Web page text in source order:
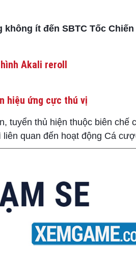
ít đến SBTC Tốc
Akali reroll
hiệu ứng cực thú vị
tuyển thủ hiện thuộc biên chế
quan đến hoạt động Cá